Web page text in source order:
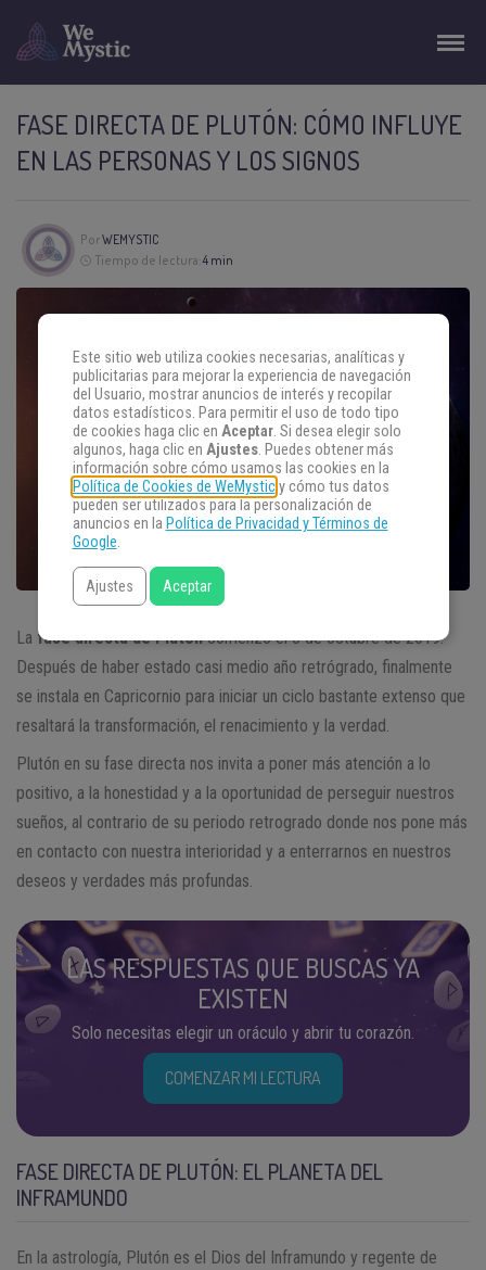
FASE DIRECTA DE PLUTÓN: CÓMO INFLUYE
EN LAS PERSONAS Y LOS SIGNOS
PorWEMYSTIC
Tiempo de lectura:4 min
La fase directa de Plutóncomenzó el 3 de octubre de 2019.
Después de haber estado casi medio año retrógrado, finalmente
se instala en Capricornio para iniciar un ciclo bastante extenso que
resaltará la transformación, el renacimiento y la verdad.
Plutón en su fase directa nos invita a poner más atención a lo
positivo, a la honestidad y a la oportunidad de perseguir nuestros
sueños, al contrario de su periodo retrogrado donde nos pone más
en contacto con nuestra interioridad y a enterrarnos en nuestros
deseos y verdades más profundas.
LAS RESPUESTAS QUE BUSCAS YA
EXISTEN
Solo necesitas elegir un oráculo y abrir tu corazón.
COMENZAR MI LECTURA
FASE DIRECTA DE PLUTÓN: EL PLANETA DEL
INFRAMUNDO
En la astrología, Plutón es el Dios del Inframundo y regente de
Este sitio web utiliza cookies necesarias, analíticas y
publicitarias para mejorar la experiencia de navegación
del Usuario, mostrar anuncios de interés y recopilar
datos estadísticos. Para permitir el uso de todo tipo
de cookies haga clic en Aceptar. Si desea elegir solo
algunos, haga clic en Ajustes. Puedes obtener más
información sobre cómo usamos las cookies en la
Política de Cookies de WeMysticy cómo tus datos
pueden ser utilizados para la personalización de
anuncios en la Política de Privacidad y Términos de
Google.
Ajustes Aceptar